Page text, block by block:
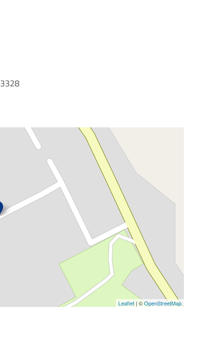
Leaflet| ©OpenStreetMap